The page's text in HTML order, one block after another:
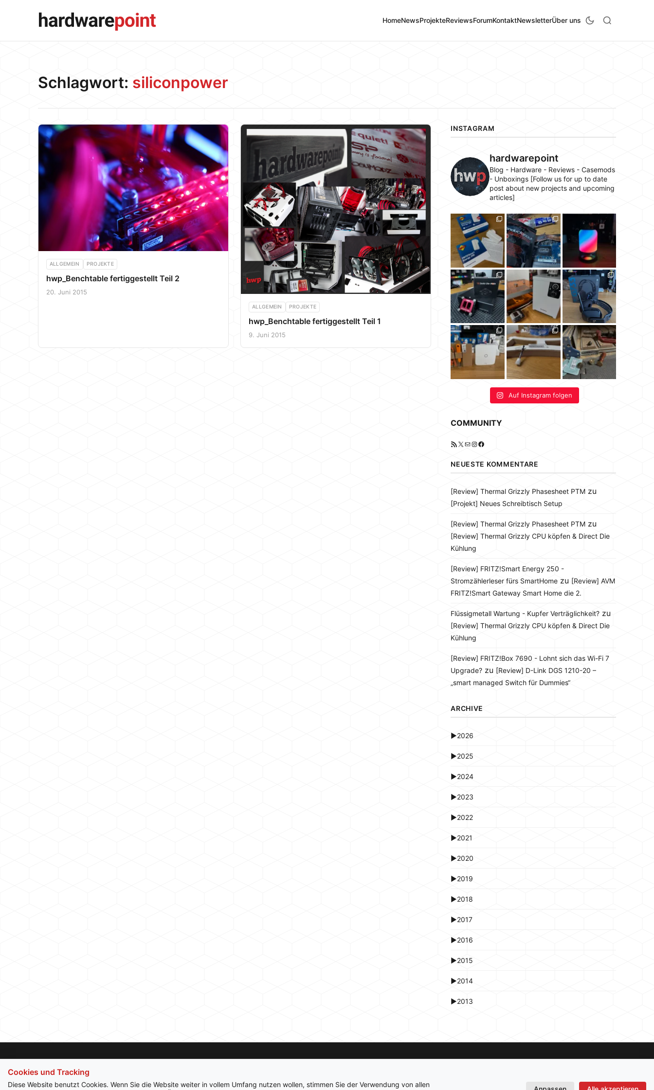
HomeNewsProjekteReviewsForumKontaktNewsletterÜber uns
Schlagwort: siliconpower
ALLGEMEIN PROJEKTE
hwp_Benchtable fertiggestellt Teil 2
20. Juni 2015
ALLGEMEIN PROJEKTE
hwp_Benchtable fertiggestellt Teil 1
9. Juni 2015
INSTAGRAM
hardwarepoint
Blog - Hardware - Reviews - Casemods
- Unboxings [Follow us for up to date
post about new projects and upcoming
articles]
Auf Instagram folgen
COMMUNITY
RSS-Feed
X E-MailInstagram
Facebook
NEUESTE KOMMENTARE
[Review] Thermal Grizzly Phasesheet PTM zu
[Projekt] Neues Schreibtisch Setup
[Review] Thermal Grizzly Phasesheet PTM zu
[Review] Thermal Grizzly CPU köpfen & Direct Die
Kühlung
[Review] FRITZ!Smart Energy 250 -
Stromzählerleser fürs SmartHome zu [Review] AVM
FRITZ!Smart Gateway Smart Home die 2.
Flüssigmetall Wartung - Kupfer Verträglichkeit? zu
[Review] Thermal Grizzly CPU köpfen & Direct Die
Kühlung
[Review] FRITZ!Box 7690 - Lohnt sich das Wi-Fi 7
Upgrade? zu [Review] D-Link DGS 1210-20 –
„smart managed Switch für Dummies“
ARCHIVE
►2026
►2025
►2024
►2023
►2022
►2021
►2020
►2019
►2018
►2017
►2016
►2015
►2014
►2013
Cookies und Tracking
Diese Website benutzt Cookies. Wenn Sie die Website weiter in vollem Umfang nutzen wollen, stimmen Sie der Verwendung von allen